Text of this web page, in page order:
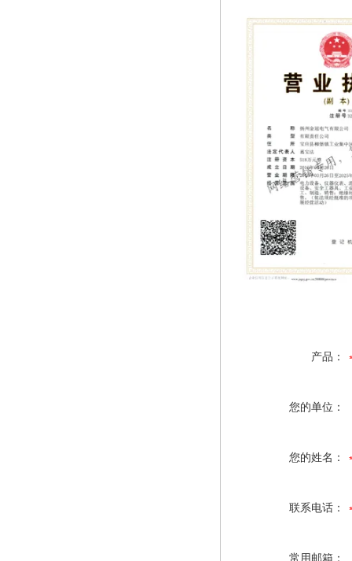
产品：
您的单位：
您的姓名：
联系电话：
常用邮箱：